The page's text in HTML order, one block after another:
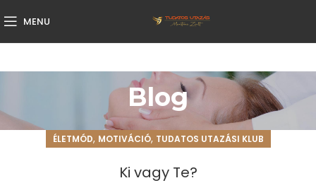
MENU
Blog
ÉLETMÓD, MOTIVÁCIÓ, TUDATOS UTAZÁSI KLUB
Ki vagy Te?